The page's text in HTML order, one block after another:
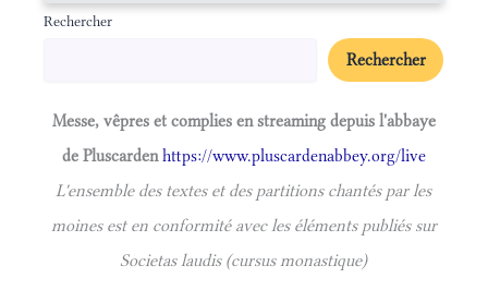
Rechercher
Rechercher
Messe, vêpres et complies en streaming depuis l'abbaye
de Pluscardenhttps://www.pluscardenabbey.org/live
L'ensemble des textes et des partitions chantés par les
moines est en conformité avec les éléments publiés sur
Societas laudis (cursus monastique)